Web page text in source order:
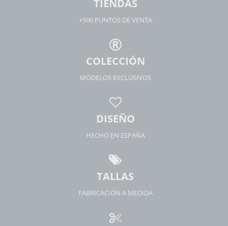
TIENDAS
+500 PUNTOS DE VENTA
COLECCIÓN
MODELOS EXCLUSIVOS
DISEÑO
HECHO EN ESPAÑA
TALLAS
FABRICACIÓN A MEDIDA